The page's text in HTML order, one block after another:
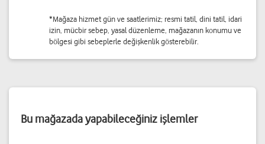
*Mağaza hizmet gün ve saatlerimiz; resmi tatil, dini tatil, idari
izin, mücbir sebep, yasal düzenleme, mağazanın konumu ve
bölgesi gibi sebeplerle değişkenlik gösterebilir.
Bu mağazada yapabileceğiniz işlemler